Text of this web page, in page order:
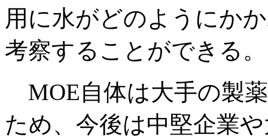
用に水がどのようにか
考察することができる。
MOE自体は大手の製
ため、今後は中堅企業